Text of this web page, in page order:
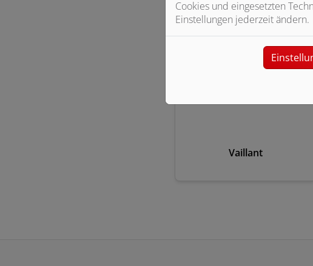
Vaillant
Cookies und eingesetzten
Einstellungen jederzeit ändern.